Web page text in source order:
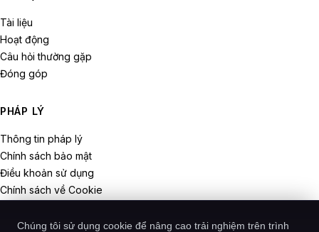
Tài liệu
Hoạt động
Câu hỏi thường gặp
Đóng góp
PHÁP LÝ
Thông tin pháp lý
Chính sách bảo mật
Điều khoản sử dụng
Chính sách về Cookie
Chúng tôi sử dụng cookie để nâng cao trải nghiệm trên trình